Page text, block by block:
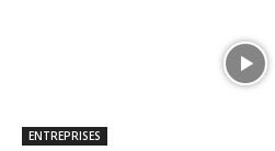
ENTREPRISES